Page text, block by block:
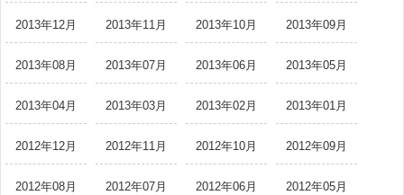
2013年12月 2013年11月 2013年10月 2013年09月
2013年08月 2013年07月 2013年06月 2013年05月
2013年04月 2013年03月 2013年02月 2013年01月
2012年12月 2012年11月 2012年10月 2012年09月
2012年08月 2012年07月 2012年06月 2012年05月